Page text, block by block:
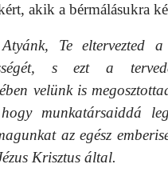
akik a bérmálásukra
Te eltervezted a
s ezt a
velünk is
munkatársaiddá
az egész
Krisztus által.